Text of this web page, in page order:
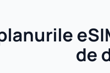
de